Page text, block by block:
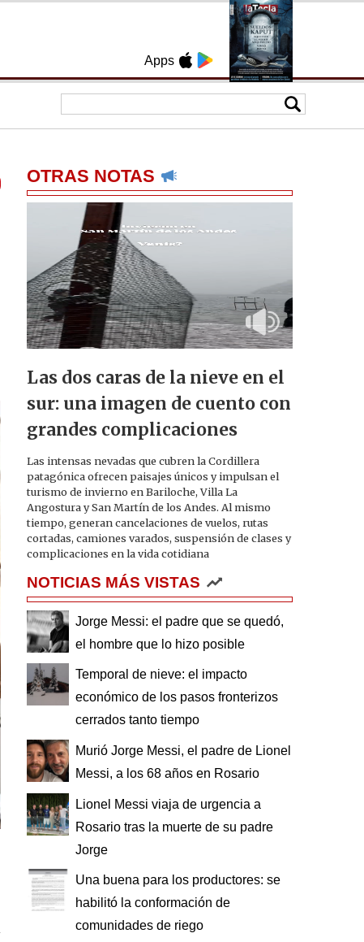
Apps
OTRAS NOTAS
Las dos caras de la nieve en el
sur: una imagen de cuento con
grandes complicaciones
Las intensas nevadas que cubren la Cordillera
patagónica ofrecen paisajes únicos y impulsan el
turismo de invierno en Bariloche, Villa La
Angostura y San Martín de los Andes. Al mismo
tiempo, generan cancelaciones de vuelos, rutas
cortadas, camiones varados, suspensión de clases y
complicaciones en la vida cotidiana
NOTICIAS MÁS VISTAS
Jorge Messi: el padre que se quedó,
el hombre que lo hizo posible
Temporal de nieve: el impacto
económico de los pasos fronterizos
cerrados tanto tiempo
Murió Jorge Messi, el padre de Lionel
Messi, a los 68 años en Rosario
Lionel Messi viaja de urgencia a
Rosario tras la muerte de su padre
Jorge
Una buena para los productores: se
habilitó la conformación de
comunidades de riego